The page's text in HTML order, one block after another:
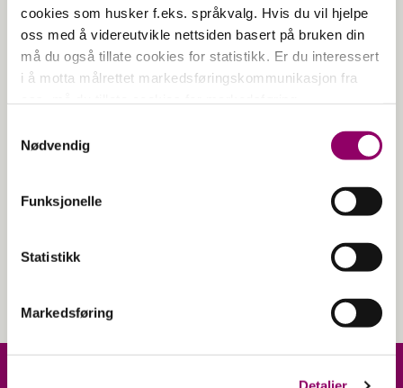
cookies som husker f.eks. språkvalg. Hvis du vil hjelpe
oss med å videreutvikle nettsiden basert på bruken din
må du også tillate cookies for statistikk. Er du interessert
i å motta målrettet markedsføringskommunikasjon fra
Nødvendig
Funksjonelle
Statistikk
Markedsføring
Vi har innendørs sykkelparkering på
nordsiden av bygg A ved Sabi Sushi
Søndag:13-21